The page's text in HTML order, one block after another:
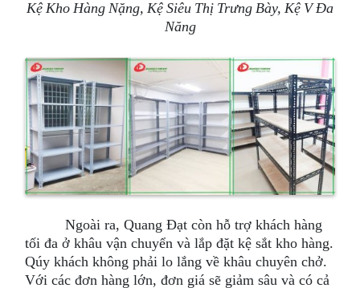
Kệ Kho Hàng Nặng, Kệ Siêu Thị Trưng Bày, Kệ V Đa
Năng
Ngoài ra, Quang Đạt còn hỗ trợ khách hàng
tối đa ở khâu vận chuyển và lắp đặt kệ sắt kho hàng.
Qúy khách không phải lo lắng về khâu chuyên chở.
Với các đơn hàng lớn, đơn giá sẽ giảm sâu và có cả